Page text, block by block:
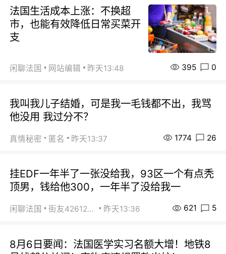
法国生活成本上涨：不换超
市，也能有效降低日常买菜开
支
闲聊法国 网站编辑 昨天13:48 395 0
我叫我儿子结婚，可是我一毛钱都不出，我骂
他没用 我过分不？
真情秘密 匿名 昨天13:37 1774 26
挂EDF一年半了一张没给我，93区一个有点秃
顶男，钱给他300，一年半了没给我一
闲聊法国 街友42612092 昨天13:36 621 5
8月6日要闻：法国医学实习名额大增！地铁8